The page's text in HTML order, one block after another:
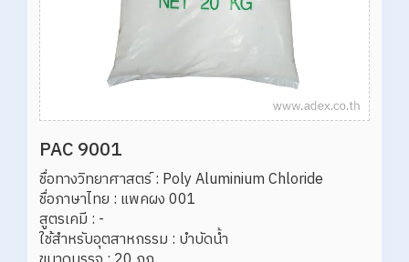
PAC 9001
ชื่อทางวิทยาศาสตร์ : Poly Aluminium Chloride
ชื่อภาษาไทย : แพคผง 001
สูตรเคมี : -
ใช้สำหรับอุตสาหกรรม : บำบัดน้ำ